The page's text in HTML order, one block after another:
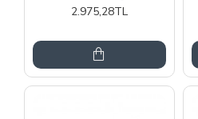
2.975,28TL